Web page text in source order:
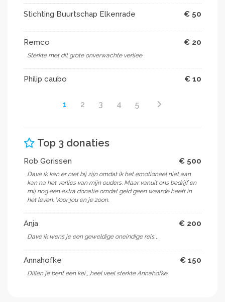
Stichting Buurtschap Elkenrade € 50
Remco € 20
Sterkte met dit grote onverwachte verliee
Philip caubo € 10
1 2 3 4 5
Top 3 donaties
Rob Gorissen € 500
Dave ik kan er niet bij zijn omdat ik het emotioneel niet aan
kan na het verlies van mijn ouders. Maar vanuit ons bedrijf en
mij nog een extra donatie omdat geld geen waarde heeft in
het leven. Voor jou en je zoon.
Anja € 200
Dave ik wens je een geweldige oneindige reis,,,
Annahofke € 150
Dillen je bent een kei,,,heel veel sterkte Annahofke